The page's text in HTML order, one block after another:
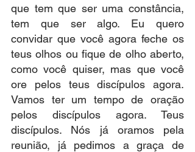
que tem que ser uma constância,
tem que ser algo. Eu quero
convidar que você agora feche os
teus olhos ou fique de olho aberto,
como você quiser, mas que você
ore pelos teus discípulos agora.
Vamos ter um tempo de oração
pelos discípulos agora. Teus
discípulos. Nós já oramos pela
reunião, já pedimos a graça de